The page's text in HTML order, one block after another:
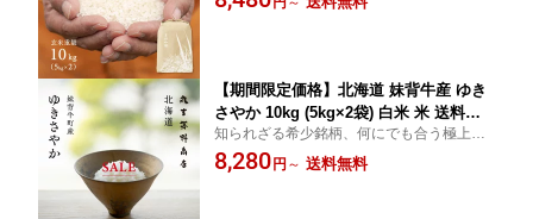
【期間限定価格】北海道 妹背牛産 ゆき
さやか 10kg (5kg×2袋) 白米 米 送料無
料 鮮度保持パック変更可
知られざる希少銘柄、何にでも合う極上食
味米
8,280 円 ～ 送料無料